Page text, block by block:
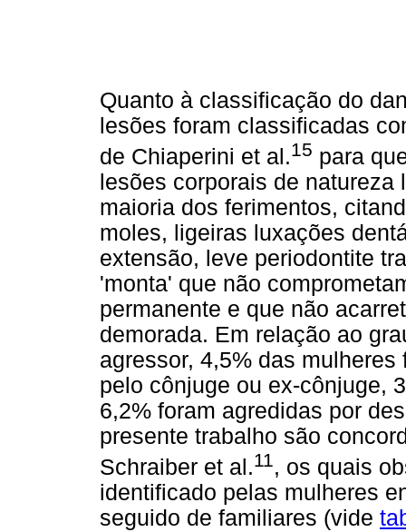
Quanto à classificação do
lesões foram classificadas
de Chiaperini et al.15 para
lesões corporais de
maioria dos ferimentos,
moles, ligeiras luxações
extensão, leve periodontite
'monta' que não
permanente e que não
demorada. Em relação ao
agressor, 4,5% das
pelo cônjuge ou ex-cônjuge,
6,2% foram agredidas por
presente trabalho são
Schraiber et al.11, os quais
identificado pelas mulheres
seguido de familiares (vide